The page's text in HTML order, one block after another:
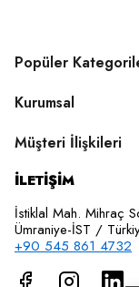
Popüler
Kurumsal
Müşteri İlişkileri
İLETİŞİM
İstiklal Mah. Mihraç
Ümraniye-İST /
+90 545 861 4732